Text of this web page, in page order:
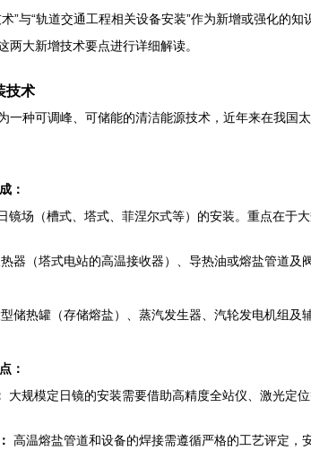
”与“轨道交通工程相关设备安装”作为新增或强化的
两大新增技术要点进行详细解读。
技术
一种可调峰、可储能的清洁能源技术，近年来在我国
：
镜场（槽式、塔式、菲涅尔式等）的安装。重点在于
器（塔式电站的高温接收器）、导热油或熔盐管道
储热罐（存储熔盐）、蒸汽发生器、汽轮发电机组
：
大规模定日镜的安装需要借助高精度全站仪、激光定
高温熔盐管道和设备的焊接需遵循严格的工艺评定，